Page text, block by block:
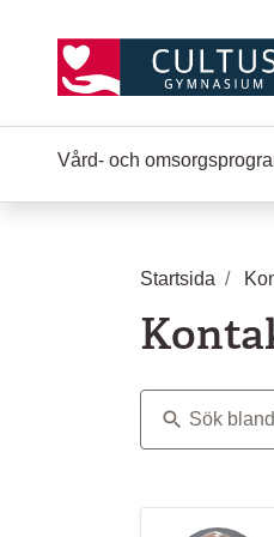
Vård- och
Startsida